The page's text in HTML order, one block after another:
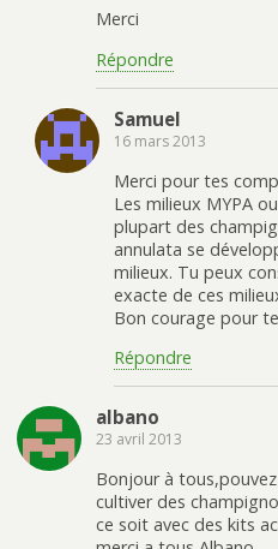
Merci
Répondre
Samuel
16 mars 2013
Merci pour tes
Les milieux MYPA
plupart des
annulata se
milieux. Tu peux
exacte de ces
Bon courage pour
Répondre
albano
23 avril 2013
Bonjour à
cultiver des
ce soit avec des kits